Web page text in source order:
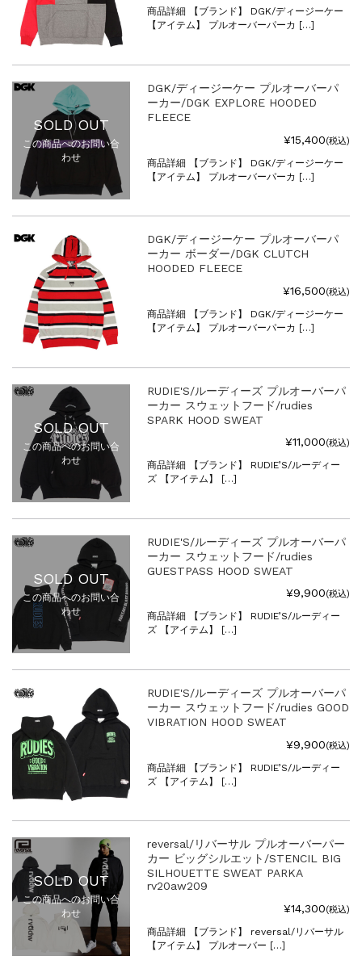
商品詳細 【ブランド】 DGK/ディージーケー
【アイテム】 プルオーバーパーカ […]
SOLD OUT
この商品へのお問い合
わせ
DGK/ディージーケー プルオーバーパ
ーカー/DGK EXPLORE HOODED
FLEECE
¥15,400(税込)
商品詳細 【ブランド】 DGK/ディージーケー
【アイテム】 プルオーバーパーカ […]
DGK/ディージーケー プルオーバーパ
ーカー ボーダー/DGK CLUTCH
HOODED FLEECE
¥16,500(税込)
商品詳細 【ブランド】 DGK/ディージーケー
【アイテム】 プルオーバーパーカ […]
SOLD OUT
この商品へのお問い合
わせ
RUDIE'S/ルーディーズ プルオーバーパ
ーカー スウェットフード/rudies
SPARK HOOD SWEAT
¥11,000(税込)
商品詳細 【ブランド】 RUDIE’S/ルーディー
ズ 【アイテム】 […]
SOLD OUT
この商品へのお問い合
わせ
RUDIE'S/ルーディーズ プルオーバーパ
ーカー スウェットフード/rudies
GUESTPASS HOOD SWEAT
¥9,900(税込)
商品詳細 【ブランド】 RUDIE’S/ルーディー
ズ 【アイテム】 […]
RUDIE'S/ルーディーズ プルオーバーパ
ーカー スウェットフード/rudies GOOD
VIBRATION HOOD SWEAT
¥9,900(税込)
商品詳細 【ブランド】 RUDIE’S/ルーディー
ズ 【アイテム】 […]
SOLD OUT
この商品へのお問い合
わせ
reversal/リバーサル プルオーバーパー
カー ビッグシルエット/STENCIL BIG
SILHOUETTE SWEAT PARKA
rv20aw209
¥14,300(税込)
商品詳細 【ブランド】 reversal/リバーサル
【アイテム】 プルオーバー […]